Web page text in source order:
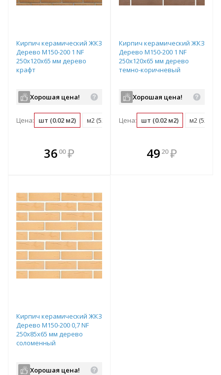
Кирпич керамический ЖКЗ
Дерево М150-200 1 NF
250х120х65 мм дерево
крафт
Хорошая цена!
Цена: шт (0.02 м2) м2 (52 шт) поддон (480 шт)
36 00 ₽
В комплекте
всегда выгоднее!
Кирпич керамический ЖКЗ
Дерево М150-200 1 NF
250х120х65 мм дерево
темно-коричневый
Хорошая цена!
Цена: шт (0.02 м2) м2 (52 шт)
В комплекте
всегда выгоднее!
49 20 ₽
Кирпич керамический ЖКЗ
Дерево М150-200 0,7 NF
250х85х65 мм дерево
соломенный
Хорошая цена!